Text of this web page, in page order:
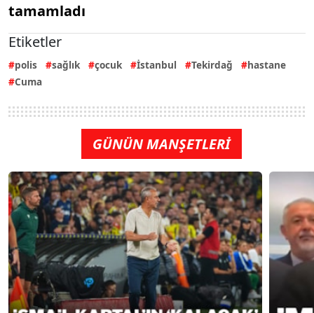
tamamladı
Etiketler
polis sağlık çocuk İstanbul Tekirdağ
hastane
Cuma
GÜNÜN MANŞETLERİ